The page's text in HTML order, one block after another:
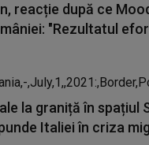
reacție după ce
"Rezultatul
la graniță în spațiul
Italiei în criza